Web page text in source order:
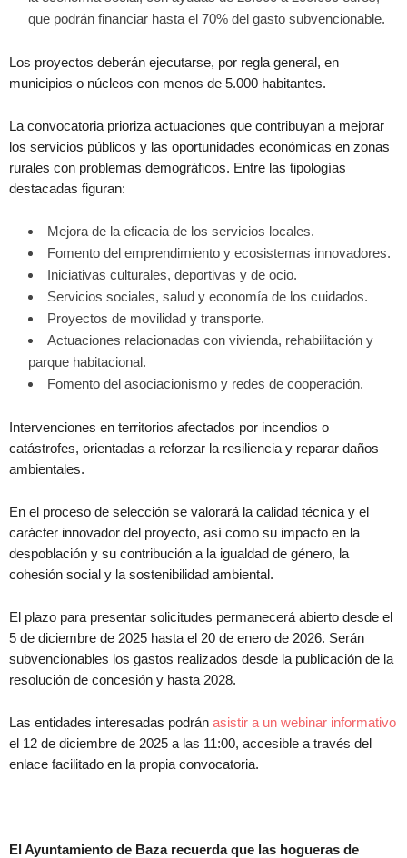
que podrán financiar hasta el 70% del gasto subvencionable.
Los proyectos deberán ejecutarse, por regla general, en
municipios o núcleos con menos de 5.000 habitantes.
La convocatoria prioriza actuaciones que contribuyan a mejorar
los servicios públicos y las oportunidades económicas en zonas
rurales con problemas demográficos. Entre las tipologías
destacadas figuran:
Mejora de la eficacia de los servicios locales.
Fomento del emprendimiento y ecosistemas innovadores.
Iniciativas culturales, deportivas y de ocio.
Servicios sociales, salud y economía de los cuidados.
Proyectos de movilidad y transporte.
Actuaciones relacionadas con vivienda, rehabilitación y
parque habitacional.
Fomento del asociacionismo y redes de cooperación.
Intervenciones en territorios afectados por incendios o
catástrofes, orientadas a reforzar la resiliencia y reparar daños
ambientales.
En el proceso de selección se valorará la calidad técnica y el
carácter innovador del proyecto, así como su impacto en la
despoblación y su contribución a la igualdad de género, la
cohesión social y la sostenibilidad ambiental.
El plazo para presentar solicitudes permanecerá abierto desde el
5 de diciembre de 2025 hasta el 20 de enero de 2026. Serán
subvencionables los gastos realizados desde la publicación de la
resolución de concesión y hasta 2028.
Las entidades interesadas podrán asistir a un webinar informativo
el 12 de diciembre de 2025 a las 11:00, accesible a través del
enlace facilitado en la propia convocatoria.
El Ayuntamiento de Baza recuerda que las hogueras de